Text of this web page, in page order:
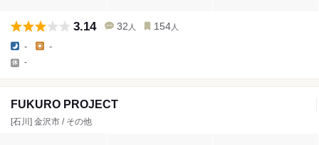
3.14 32 人 154 人
- -
-
FUKURO PROJECT
[石川] 金沢市 / その他